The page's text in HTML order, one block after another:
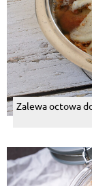
Zalewa octowa